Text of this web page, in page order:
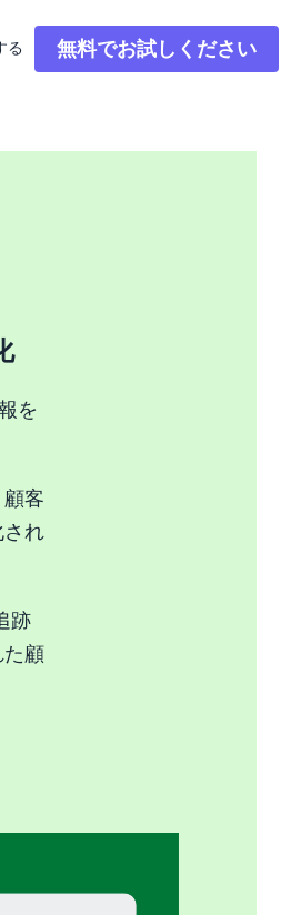
る 無料でお試しください
を
客
れ
跡
た顧